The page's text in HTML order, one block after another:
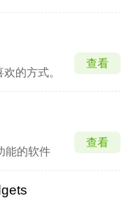
的方式。
查看
能的软件
查看